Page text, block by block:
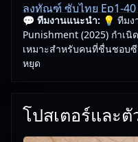
ลงทัณฑ์ ซับไทย Ep1-
ให้คุณแล้ว
🎥อัปเดตโดยทีมงาน Free
💬 ทีมงานแนะนำ: 💡 ทีมง
Punishment (2025) กำเ
เหมาะสำหรับคนที่ชื่นชอบ
หยุด
โปสเตอร์และตั